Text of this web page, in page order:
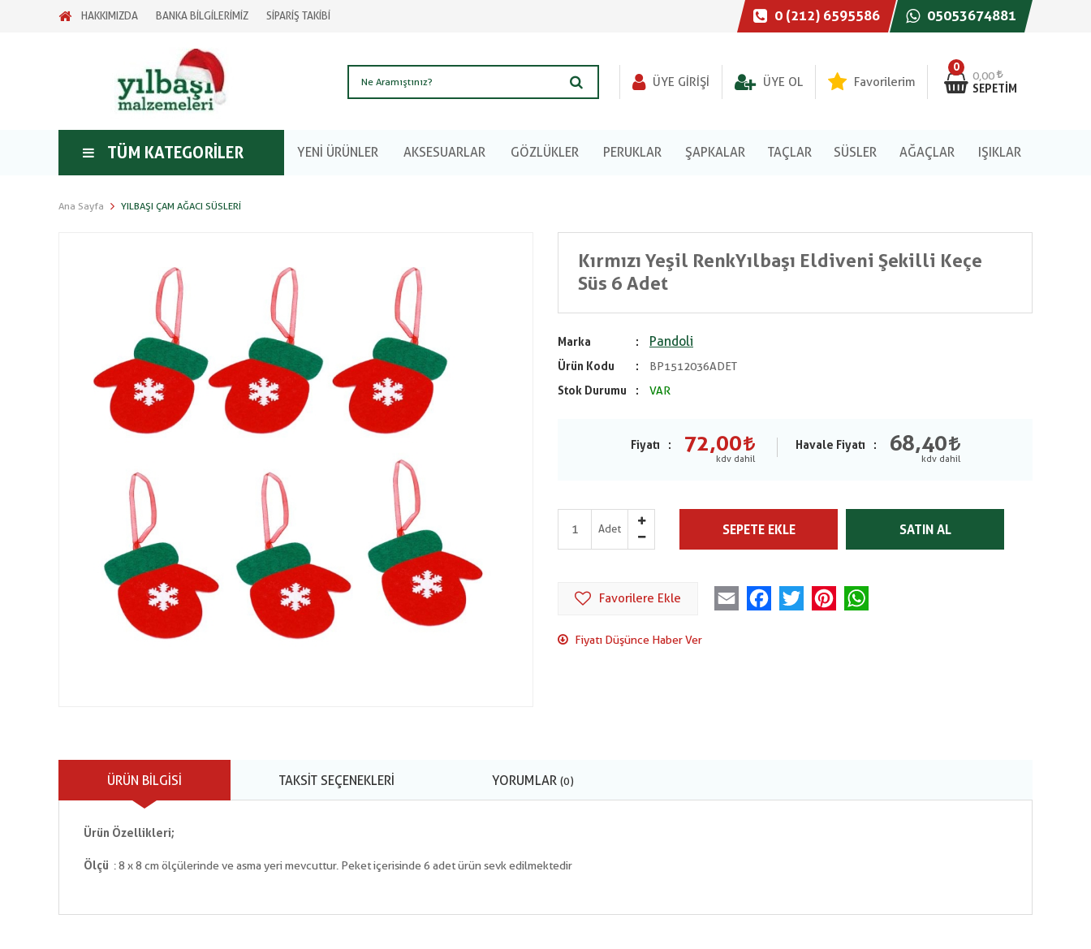
HAKKIMIZDA BANKA BİLGİLERİMİZ SİPARİŞ TAKİBİ 0 (212) 6595586 05053674881
0
0,00
SEPETIM
ÜYE GIRIŞI ÜYE OL Favorilerim
TÜM KATEGORILER YENİ ÜRÜNLER AKSESUARLAR GÖZLÜKLER PERUKLAR ŞAPKALAR TAÇLAR SÜSLER AĞAÇLAR IŞIKLAR
Ana Sayfa YILBAŞI ÇAM AĞACI SÜSLERI
Kırmızı Yeşil RenkYılbaşı Eldiveni Şekilli Keçe
Süs 6 Adet
Marka Pandoli
Ürün Kodu
BP1512036ADET
Stok Durumu
VAR
Fiyatı 72,00 Havale Fiyatı 68,40
Adet SEPETE EKLE SATIN AL
Favorilere Ekle Email FacebookTwitter Pinterest
Fiyatı Düşünce Haber Ver
ÜRÜN BILGISI TAKSIT SEÇENEKLERI YORUMLAR (0)
Ürün Özellikleri;
Ölçü : 8 x 8 cm ölçülerinde ve asma yeri mevcuttur. Peket içerisinde 6 adet ürün sevk edilmektedir